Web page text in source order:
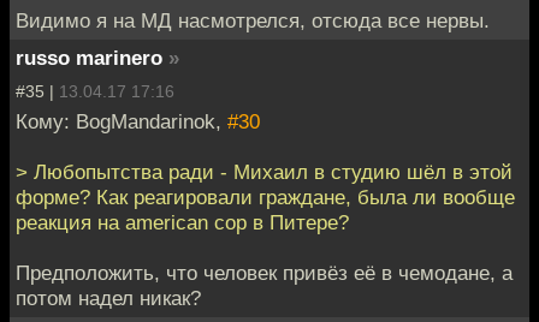
Видимо я на МД насмотрелся, отсюда все нервы.
russo marinero »
#35 | 13.04.17 17:16
Кому: BogMandarinok, #30
> Любопытства ради - Михаил в студию шёл в этой
форме? Как реагировали граждане, была ли вообще
реакция на american cop в Питере?
Предположить, что человек привёз её в чемодане, а
потом надел никак?